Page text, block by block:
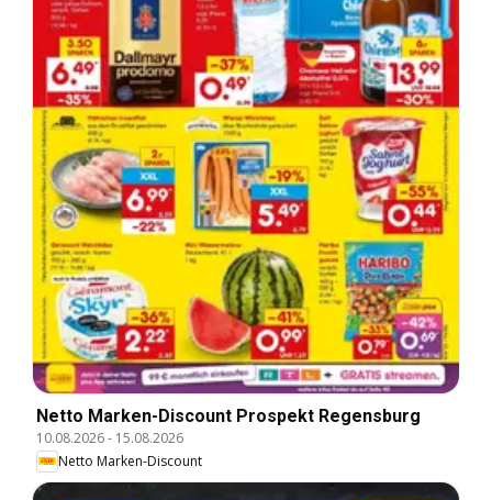
Netto Marken-Discount Prospekt Regensburg
10.08.2026- 15.08.2026
Netto Marken-Discount